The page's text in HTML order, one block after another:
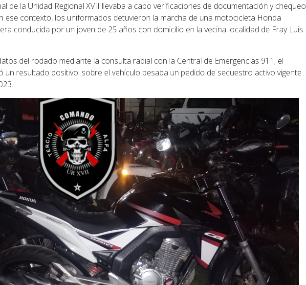
de la Unidad Regional XVII llevaba a cabo verificaciones de documentación y chequeo
ese contexto, los uniformados detuvieron la marcha de una motocicleta Honda
conducida por un joven de 25 años con domicilio en la vecina localidad de Fray Luis
del rodado mediante la consulta radial con la Central de Emergencias 911, el
un resultado positivo: sobre el vehículo pesaba un pedido de secuestro activo vigente